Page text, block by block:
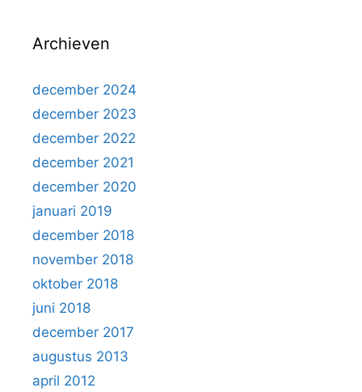
Archieven
december 2024
december 2023
december 2022
december 2021
december 2020
januari 2019
december 2018
november 2018
oktober 2018
juni 2018
december 2017
augustus 2013
april 2012